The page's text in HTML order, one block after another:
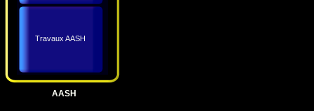
Travaux AASH
AASH